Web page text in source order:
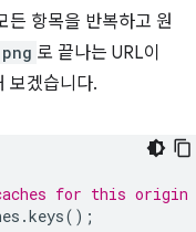
든 항목을 반복하고 원
로 끝나는 URL이
보겠습니다.
for this origin
.keys();